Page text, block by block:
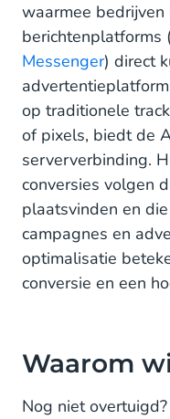
waarmee
berichtenplatforms
Messenger) direct
op traditionele
of pixels, biedt de
serververbinding.
conversies volgen
plaatsvinden en
campagnes en
optimalisatie
conversie en een
Waarom
Nog niet